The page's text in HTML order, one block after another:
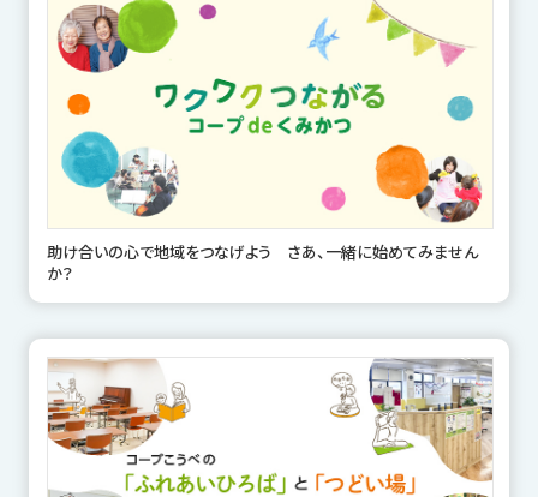
助け合いの心で地域をつなげよう さあ、一緒に始めてみません
か？